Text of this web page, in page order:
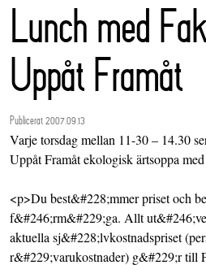
Lunch med
Uppåt Framåt
Publicerat 2007.09.13
Varje torsdag mellan 11-30 – 14.30
Uppåt Framåt ekologisk ärtsoppa
<p>Du best&#228;mmer priset och
f&#246;rm&#229;ga. Allt
aktuella sj&#228;lvkostnadspriset
r&#229;varukostnader) g&#229;r till